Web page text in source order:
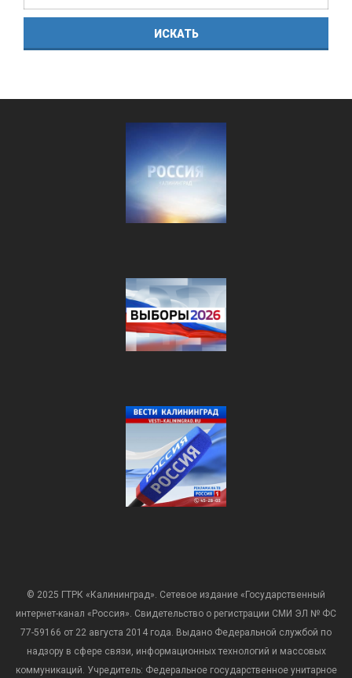
© 2025 ГТРК «Калининград». Сетевое издание «Государственный
интернет-канал «Россия». Свидетельство о регистрации СМИ ЭЛ № ФС
77-59166 от 22 августа 2014 года. Выдано Федеральной службой по
надзору в сфере связи, информационных технологий и массовых
коммуникаций. Учредитель: Федеральное государственное унитарное